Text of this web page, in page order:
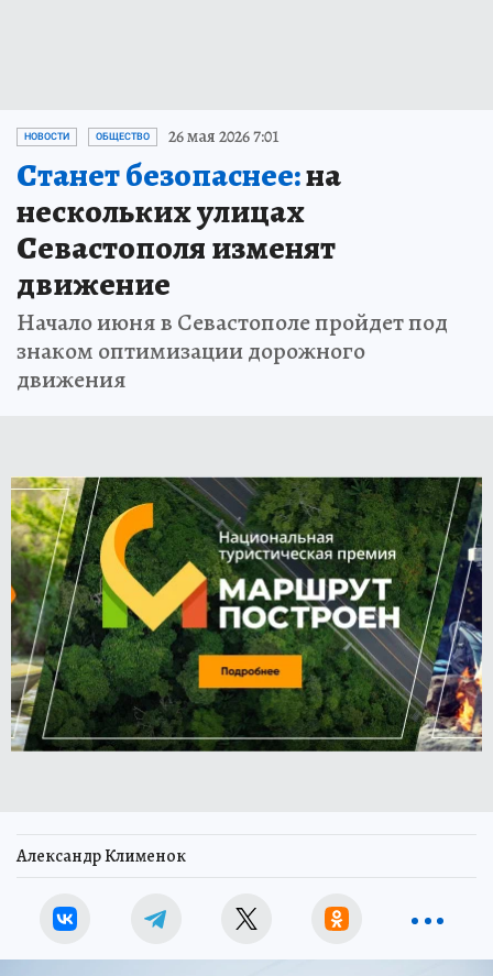
НОВОСТИ ОБЩЕСТВО 26 мая 2026 7:01
Станет безопаснее:на
нескольких улицах
Севастополя изменят
движение
Начало июня в Севастополе пройдет под
знаком оптимизации дорожного
движения
Александр Клименок